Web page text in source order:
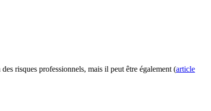
risques professionnels, mais il peut être également (article